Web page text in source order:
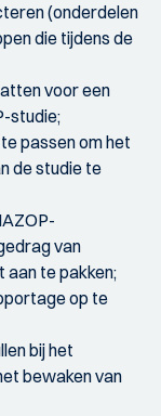
(onderdelen
die tijdens de
voor een
studie;
passen om het
de studie te
van
aan te pakken;
op te
bij het
bewaken van